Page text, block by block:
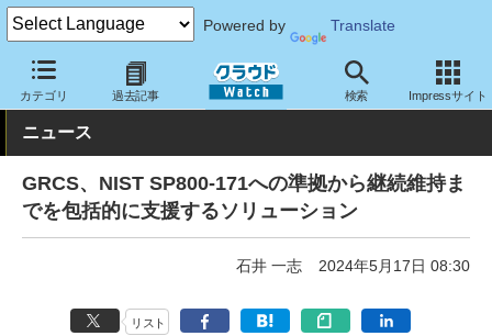
Powered by Translate
カテゴリ 過去記事 検索 Impressサイト
クラウド Watch セキュリティ セキュリティサービス
ニュース
GRCS、NIST SP800-171への準拠から継続維持ま
でを包括的に支援するソリューション
石井 一志 2024年5月17日 08:30
リスト